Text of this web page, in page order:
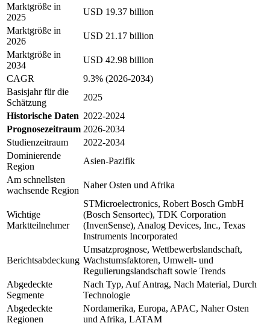
Marktgröße in
2025
USD 19.37 billion
Marktgröße in
2026
USD 21.17 billion
Marktgröße in
2034
USD 42.98 billion
CAGR
9.3% (2026-2034)
Basisjahr für die
Schätzung
2025
Historische Daten 2022-2024
Prognosezeitraum 2026-2034
Studienzeitraum
2022-2034
Dominierende
Region
Asien-Pazifik
Am schnellsten
wachsende Region
Naher Osten und Afrika
Wichtige
Marktteilnehmer
STMicroelectronics, Robert Bosch GmbH
(Bosch Sensortec), TDK Corporation
(InvenSense), Analog Devices, Inc., Texas
Instruments Incorporated
Berichtsabdeckung
Umsatzprognose, Wettbewerbslandschaft,
Wachstumsfaktoren, Umwelt- und
Regulierungslandschaft sowie Trends
Abgedeckte
Segmente
Nach Typ, Auf Antrag, Nach Material, Durch
Technologie
Abgedeckte
Regionen
Nordamerika, Europa, APAC, Naher Osten
und Afrika, LATAM